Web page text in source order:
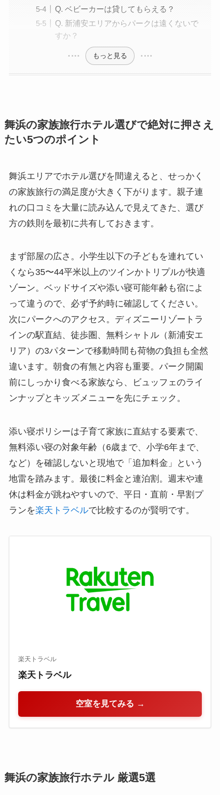
Q. ベビーカーは貸してもらえる？
Q. 新浦安エリアからパークは遠くないで
すか？
もっと見る
舞浜の家族旅行ホテル選びで絶対に押さえ
たい5つのポイント
舞浜エリアでホテル選びを間違えると、せっかく
の家族旅行の満足度が大きく下がります。親子連
れの口コミを大量に読み込んで見えてきた、選び
方の鉄則を最初に共有しておきます。
まず部屋の広さ。小学生以下の子どもを連れてい
くなら35〜44平米以上のツインかトリプルが快適
ゾーン。ベッドサイズや添い寝可能年齢も宿によ
って違うので、必ず予約時に確認してください。
次にパークへのアクセス。ディズニーリゾートラ
インの駅直結、徒歩圏、無料シャトル（新浦安エ
リア）の3パターンで移動時間も荷物の負担も全然
違います。朝食の有無と内容も重要。パーク開園
前にしっかり食べる家族なら、ビュッフェのライ
ンナップとキッズメニューを先にチェック。
添い寝ポリシーは子育て家族に直結する要素で、
無料添い寝の対象年齢（6歳まで、小学6年まで、
など）を確認しないと現地で「追加料金」という
地雷を踏みます。最後に料金と連泊割。週末や連
休は料金が跳ねやすいので、平日・直前・早割プ
ランを楽天トラベルで比較するのが賢明です。
楽天トラベル
楽天トラベル
空室を見てみる →
舞浜の家族旅行ホテル 厳選5選